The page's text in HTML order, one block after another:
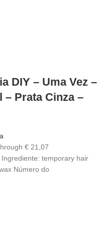
DIY – Uma Vez –
– Prata Cinza –
€ 21,07
temporary hair
Número do